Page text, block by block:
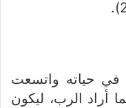
حياته واتسعت
أراد الرب، ليكون